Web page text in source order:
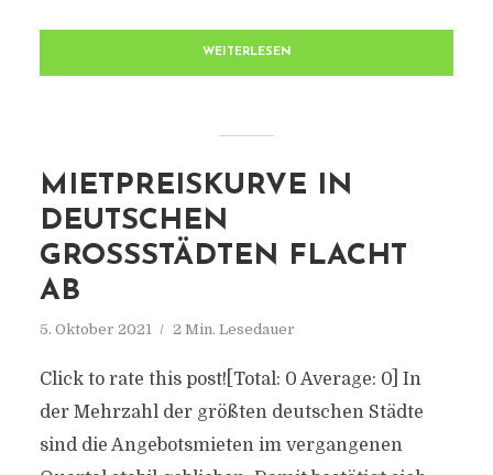
WEITERLESEN
MIETPREISKURVE IN
DEUTSCHEN
GROSSSTÄDTEN FLACHT A
B
5. Oktober 2021 2 Min. Lesedauer
Click to rate this post![Total: 0 Average: 0] In
der Mehrzahl der größten deutschen Städte
sind die Angebotsmieten im vergangenen